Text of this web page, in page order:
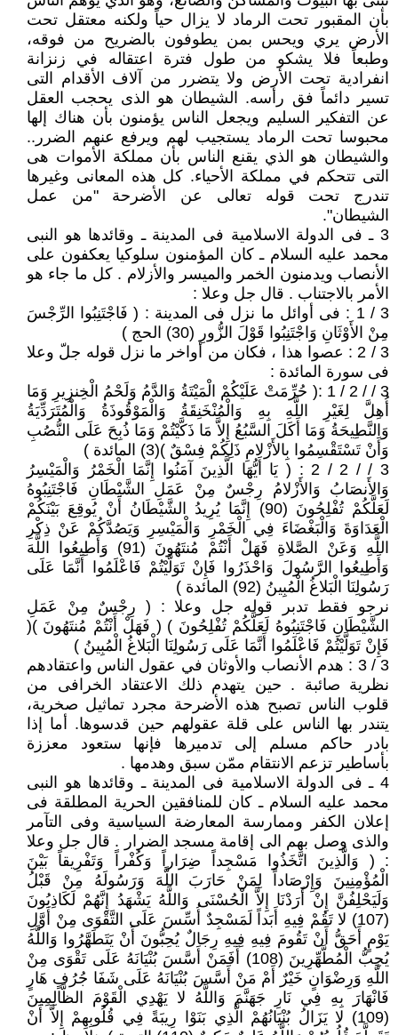
بأن المقبور تحت الرماد لا يزال حياً ولكنه معتقل تحت
الأرض يري ويحس بمن يطوفون بالضريح من فوقه،
وطبعاً فلا يشكو من طول فترة اعتقاله في زنزانة
انفرادية تحت الأرض ولا يتضرر من آلاف الأقدام التى
تسير دائماً فق رأسه. الشيطان هو الذى يحجب العقل
عن التفكير السليم ويجعل الناس يؤمنون بأن هناك إلها
محبوسا تحت الرماد يستجيب لهم ويرفع عنهم الضرر..
والشيطان هو الذي يقنع الناس بأن مملكة الأموات هى
التى تتحكم في مملكة الأحياء. كل هذه المعانى وغيرها
تندرج تحت قوله تعالى عن الأضرحة "من عمل
الشيطان".
3 ـ فى الدولة الاسلامية فى المدينة ـ وقائدها هو النبى
محمد عليه السلام ـ كان المؤمنون سلوكيا يعكفون على
الأنصاب ويدمنون الخمر والميسر والأزلام . كل ما جاء هو
الأمر بالاجتناب . قال جل وعلا :
3 / 1 : فى أوائل ما نزل فى المدينة : ( فَاجْتَنِبُوا الرِّجْسَ
مِنْ الأَوْثَانِ وَاجْتَنِبُوا قَوْلَ الزُّورِ (30) الحج )
3 / 2 : عصوا هذا ، فكان من أواخر ما نزل قوله جلّ وعلا
فى سورة المائدة :
3 / / 2 / 1 :( حُرِّمَتْ عَلَيْكُمْ الْمَيْتَةُ وَالدَّمُ وَلَحْمُ الْخِنزِيرِ وَمَا
أُهِلَّ لِغَيْرِ اللَّهِ بِهِ وَالْمُنْخَنِقَةُ وَالْمَوْقُوذَةُ وَالْمُتَرَدِّيَةُ
وَالنَّطِيحَةُ وَمَا أَكَلَ السَّبُعُ إِلاَّ مَا ذَكَّيْتُمْ وَمَا ذُبِحَ عَلَى النُّصُبِ
وَأَنْ تَسْتَقْسِمُوا بِالأَزْلامِ ذَلِكُمْ فِسْقٌ )(3) المائدة )
3 / / 2 / 2 : ( يَا أَيُّهَا الَّذِينَ آمَنُوا إِنَّمَا الْخَمْرُ وَالْمَيْسِرُ
وَالأَنصَابُ وَالأَزْلامُ رِجْسٌ مِنْ عَمَلِ الشَّيْطَانِ فَاجْتَنِبُوهُ
لَعَلَّكُمْ تُفْلِحُونَ (90) إِنَّمَا يُرِيدُ الشَّيْطَانُ أَنْ يُوقِعَ بَيْنَكُمْ
الْعَدَاوَةَ وَالْبَغْضَاءَ فِي الْخَمْرِ وَالْمَيْسِرِ وَيَصُدَّكُمْ عَنْ ذِكْرِ
اللَّهِ وَعَنْ الصَّلاةِ فَهَلْ أَنْتُمْ مُنتَهُونَ (91) وَأَطِيعُوا اللَّهَ
وَأَطِيعُوا الرَّسُولَ وَاحْذَرُوا فَإِنْ تَوَلَّيْتُمْ فَاعْلَمُوا أَنَّمَا عَلَى
رَسُولِنَا الْبَلاغُ الْمُبِينُ (92) المائدة )
نرجو فقط تدبر قوله جل وعلا : ( رِجْسٌ مِنْ عَمَلِ
الشَّيْطَانِ فَاجْتَنِبُوهُ لَعَلَّكُمْ تُفْلِحُونَ ) ( فَهَلْ أَنْتُمْ مُنتَهُونَ )(
فَإِنْ تَوَلَّيْتُمْ فَاعْلَمُوا أَنَّمَا عَلَى رَسُولِنَا الْبَلاغُ الْمُبِينُ )
3 / 3 : هدم الأنصاب والأوثان في عقول الناس واعتقادهم
نظرية صائبة . حين يتهدم ذلك الاعتقاد الخرافى من
قلوب الناس تصبح هذه الأضرحة مجرد تماثيل صخرية،
يتندر بها الناس على قلة عقولهم حين قدسوها. أما إذا
بادر حاكم مسلم إلى تدميرها فإنها ستعود معززة
بأساطير تزعم الانتقام ممّن سبق وهدمها .
4 ـ فى الدولة الاسلامية فى المدينة ـ وقائدها هو النبى
محمد عليه السلام ـ كان للمنافقين الحرية المطلقة فى
إعلان الكفر وممارسة المعارضة السياسية وفى التآمر
والذى وصل بهم الى إقامة مسجد الضرار . قال جل وعلا
: ( وَالَّذِينَ اتَّخَذُوا مَسْجِداً ضِرَاراً وَكُفْراً وَتَفْرِيقاً بَيْنَ
الْمُؤْمِنِينَ وَإِرْصَاداً لِمَنْ حَارَبَ اللَّهَ وَرَسُولَهُ مِنْ قَبْلُ
وَلَيَحْلِفُنَّ إِنْ أَرَدْنَا إِلاَّ الْحُسْنَى وَاللَّهُ يَشْهَدُ إِنَّهُمْ لَكَاذِبُونَ
(107) لا تَقُمْ فِيهِ أَبَداً لَمَسْجِدٌ أُسِّسَ عَلَى التَّقْوَى مِنْ أَوَّلِ
يَوْمٍ أَحَقُّ أَنْ تَقُومَ فِيهِ فِيهِ رِجَالٌ يُحِبُّونَ أَنْ يَتَطَهَّرُوا وَاللَّهُ
يُحِبُّ الْمُطَّهِّرِينَ (108) أَفَمَنْ أَسَّسَ بُنْيَانَهُ عَلَى تَقْوَى مِنْ
اللَّهِ وَرِضْوَانٍ خَيْرٌ أَمْ مَنْ أَسَّسَ بُنْيَانَهُ عَلَى شَفَا جُرُفٍ هَارٍ
فَانْهَارَ بِهِ فِي نَارِ جَهَنَّمَ وَاللَّهُ لا يَهْدِي الْقَوْمَ الظَّالِمِينَ
(109) لا يَزَالُ بُنْيَانُهُمْ الَّذِي بَنَوْا رِيبَةً فِي قُلُوبِهِمْ إِلاَّ أَنْ